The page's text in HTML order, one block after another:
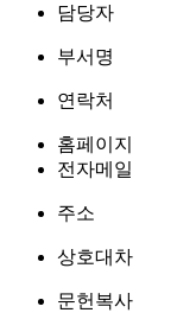
담당자
부서명
연락처
홈페이지
전자메일
주소
상호대차
문헌복사